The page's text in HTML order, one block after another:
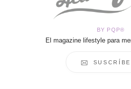
BY PQP®
El magazine lifestyle para
HOME
Salud